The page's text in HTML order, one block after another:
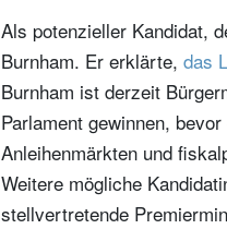
Als potenzieller Kandidat,
Burnham. Er erklärte, das
Burnham ist derzeit
Parlament gewinnen,
Anleihenmärkten und
Weitere mögliche
stellvertretende